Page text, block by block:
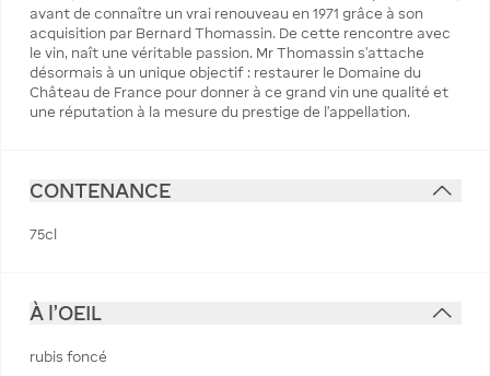
avant de connaître un vrai renouveau en 1971 grâce à son
acquisition par Bernard Thomassin. De cette rencontre avec
le vin, naît une véritable passion. Mr Thomassin s’attache
désormais à un unique objectif : restaurer le Domaine du
Château de France pour donner à ce grand vin une qualité et
une réputation à la mesure du prestige de l’appellation.
CONTENANCE
75cl
À l'OEIL
rubis foncé